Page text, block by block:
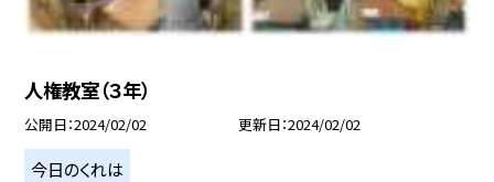
人権教室（３年）
公開日 2024/02/02 更新日 2024/02/02
今日のくれは